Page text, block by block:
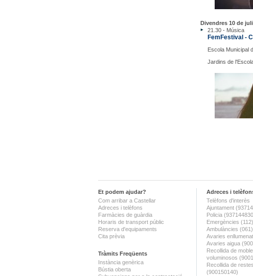
Divendres 10 de
21.30 - Música
FemFestival -
Escola Municipal
Jardins de
Et podem ajudar?
Com arribar a Castellar
Adreces i telèfons
Farmàcies de guàrdia
Horaris de transport públic
Reserva d'equipaments
Cita prèvia
Tràmits Freqüents
Instància genèrica
Bústia oberta
Adreces i
Telèfons d'interès
Ajuntament
Policia
Emergències (112)
Ambulàncies (061)
Avaries
Avaries aigua
Recollida de
voluminosos
Recollida de
(900150140)